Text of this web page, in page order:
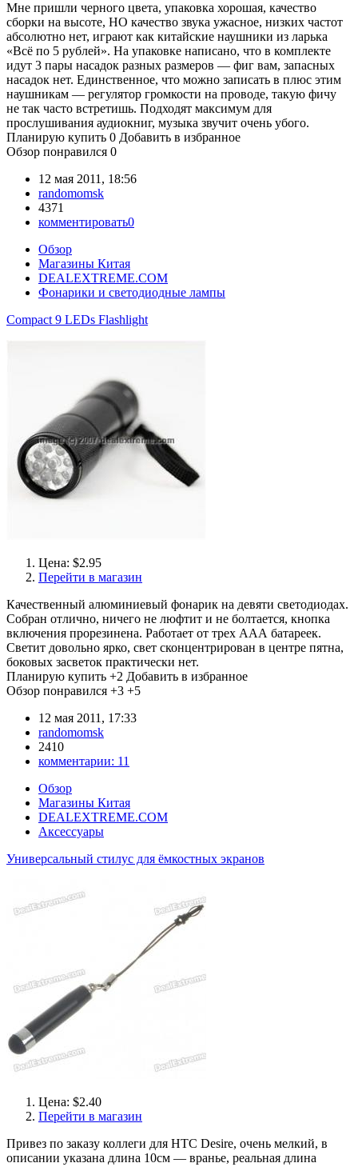
Мне пришли черного цвета, упаковка хорошая, качество
сборки на высоте, НО качество звука ужасное, низких частот
абсолютно нет, играют как китайские наушники из ларька
«Всё по 5 рублей». На упаковке написано, что в комплекте
идут 3 пары насадок разных размеров — фиг вам, запасных
насадок нет. Единственное, что можно записать в плюс этим
наушникам — регулятор громкости на проводе, такую фичу
не так часто встретишь. Подходят максимум для
прослушивания аудиокниг, музыка звучит очень убого.
Планирую купить 0 Добавить в избранное
Обзор понравился 0
12 мая 2011, 18:56
randomomsk
4371
комментировать0
Обзор
Магазины Китая
DEALEXTREME.COM
Фонарики и светодиодные лампы
Compact 9 LEDs Flashlight
Цена: $2.95
Перейти в магазин
Качественный алюминиевый фонарик на девяти светодиодах.
Собран отлично, ничего не люфтит и не болтается, кнопка
включения прорезинена. Работает от трех ААА батареек.
Светит довольно ярко, свет сконцентрирован в центре пятна,
боковых засветок практически нет.
Планирую купить +2 Добавить в избранное
Обзор понравился +3 +5
12 мая 2011, 17:33
randomomsk
2410
комментарии: 11
Обзор
Магазины Китая
DEALEXTREME.COM
Аксессуары
Универсальный стилус для ёмкостных экранов
Цена: $2.40
Перейти в магазин
Привез по заказу коллеги для HTC Desire, очень мелкий, в
описании указана длина 10см — вранье, реальная длина